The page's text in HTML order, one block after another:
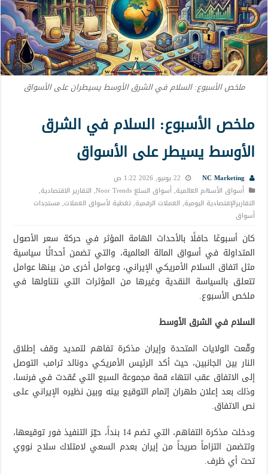
ملخص الأسبوع: السلام في الشرق الأوسط يسيطران على الأسواق
ملخص الأسبوع: السلام في الشرق
الأوسط يسيطر على الأسواق
NC Marketing
22 يونيو, 2026 1:22 ص
أسواق الأسهم العالمية,أسواق السلع Noor Trends , التقارير الاقتصادية,
التقاريرالإقتصادية اليومية, العملات الرقمية,تغطية لأسواق العملات,مستجدات
أسواق
كان أسبوعًا حافلًا بالأحداث الهامة المؤثر في حركة سعر الأصول
المتداولة في أسواق المالة العالمية، والتي تضمن أحداثًا سياسية
مثل اتفاق السلام الأمريكي الإيراني، وعوامل أخرى من بينها عوامل
تتعلق بالسياسة النقدية وغيرها من المؤثرات التي نتناولها في
ملخص الأسبوع.
السلام في الشرق الأوسط
وقّعت الولايات المتحدة وإيران مذكرة تفاهم لتمديد وقف إطلاق
النار بين الجانبين، حيث أكد الرئيس الأمريكي دونالد ترامب التوصل
إلى الاتفاق عقب انتهاء قمة مجموعة السبع التي عُقدت في فرنسا،
وذلك بعد إعلان طهران إتمام التوقيع بينه وبين نظيره الإيراني على
نص الاتفاق.
ودخلت مذكرة التفاهم، التي تضم 14 بنداً، حيّز التنفيذ فور توقيعها،
وتتضمن التزاماً صريحاً من إيران بعدم السعي لامتلاك سلاح نووي
تحت أي ظرف.